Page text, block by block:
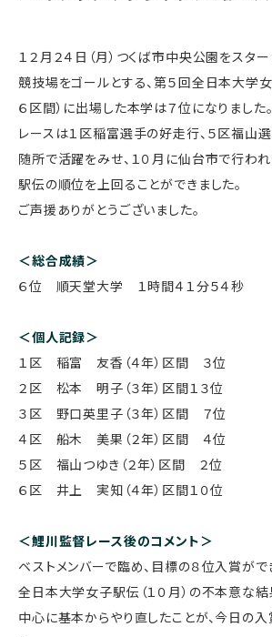
１２月２４日（月）つくば市中央公園をスタ
競技場をゴールとする、第５回全日本大学
６区間）に出場した本学は７位になりました。
レースは１区稲富選手の好走行、５区福山
随所で活躍をみせ、１０月に仙台市で行わ
駅伝の順位を上回ることができました。
ご声援ありがとうございました。
＜総合成績＞
６位 順天堂大学 １時間４１分５４秒
＜個人記録＞
１区 稲富 友香（４年）区間 ３位
２区 松本 明子（３年）区間１３位
３区 野口英里子（３年）区間 ７位
４区 船木 美果（２年）区間 ４位
５区 福山つゆき（２年）区間 ２位
６区 井上 実知（４年）区間１０位
＜鯉川監督レース後のコメント＞
ベストメンバーで臨め、目標の８位入賞ができ
全日本大学女子駅伝（１０月）の不本意な
中心に基本からやり直したことが、今日の